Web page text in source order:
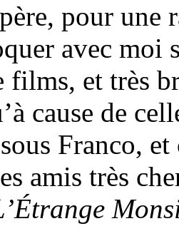
pour une
avec moi
films, et très
cause de
Franco,
amis très